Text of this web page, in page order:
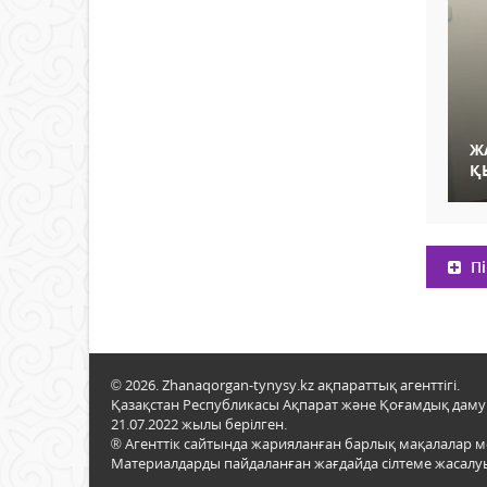
© 2026. Zhanaqorgan-tynysy.kz ақпараттық агенттігі.
Қазақстан Республикасы Ақпарат және Қоғамдық даму
21.07.2022 жылы берілген.
® Агенттік сайтында жарияланған барлық
Материалдарды пайдаланған жағдайда сілтеме